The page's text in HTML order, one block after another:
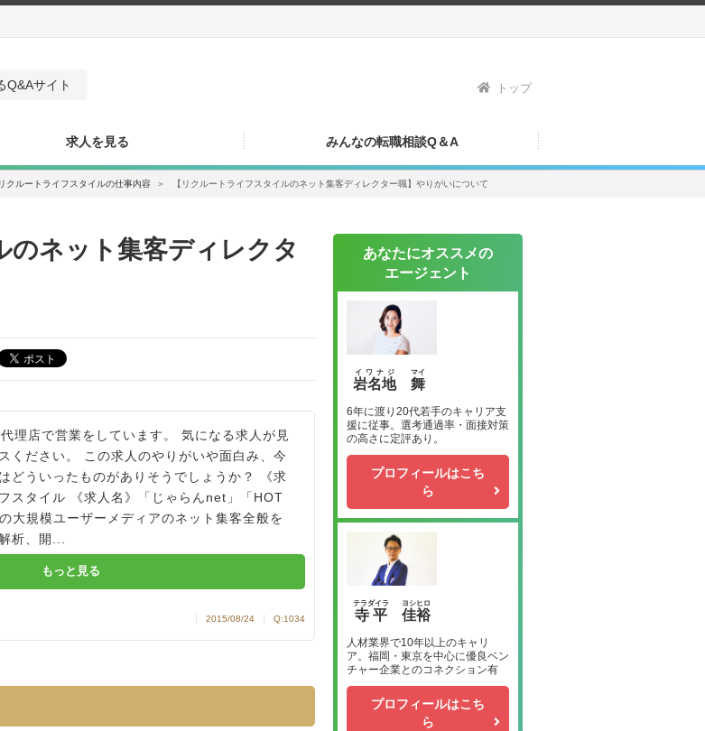
Q&Aサイト トップ
求人を見る みんなの転職相談Q＆A
クルートライフスタイルの仕事内容 ＞ 【リクルートライフスタイルのネット集客ディレクター職】やりがいについて
のネット集客ディレクタ
理店で営業をしています。 気になる求人が見
ください。 この求人のやりがいや面白み、今
どういったものがありそうでしょうか？ 《求
スタイル 《求人名》「じゃらんnet」「HOT
大規模ユーザーメディアのネット集客全般を
析、開...
もっと見る
2015/08/24 Q:1034
あなたにオススメの
エージェント
岩名地
イワナジ
舞
マイ
6年に渡り20代若手のキャリア支
援に従事。選考通過率・面接対策
の高さに定評あり。
プロフィールはこち
ら
寺平
テラダイラ
佳裕
ヨシヒロ
人材業界で10年以上のキャリ
ア。福岡・東京を中心に優良ベン
チャー企業とのコネクション有
プロフィールはこち
ら